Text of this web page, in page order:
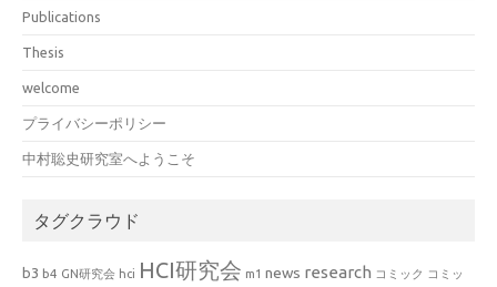
Publications
Thesis
welcome
プライバシーポリシー
中村聡史研究室へようこそ
タグクラウド
b3 b4 GN研究会 hci HCI研究会 m1 news research コミック コミッ